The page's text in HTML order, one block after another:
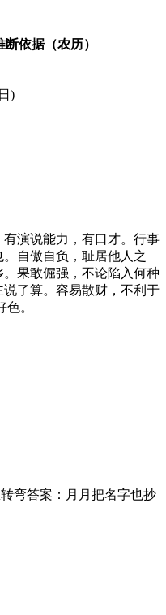
断依据（农历）
)
演说能力，有口才。行事
自傲自负，耻居他人之
果敢倔强，不论陷入何种
了算。容易散财，不利于
。
弯答案：月月把名字也抄